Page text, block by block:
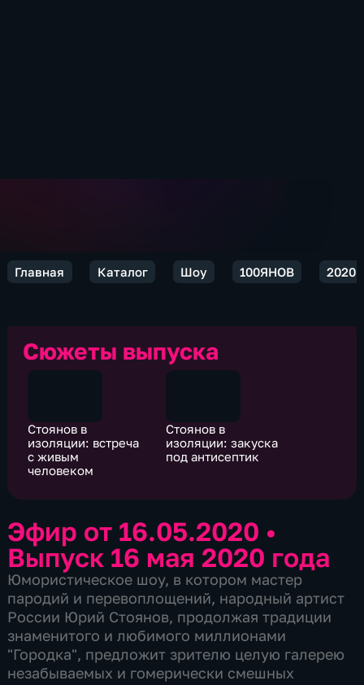
Главная Каталог Шоу 100ЯНОВ 2020
Сюжеты выпуска
Стоянов в
изоляции: встреча
с живым
человеком
Стоянов в
изоляции: закуска
под антисептик
Эфир от 16.05.2020 •
Выпуск 16 мая 2020 года
Юмористическое шоу, в котором мастер
пародий и перевоплощений, народный артист
России Юрий Стоянов, продолжая традиции
знаменитого и любимого миллионами
"Городка", предложит зрителю целую галерею
незабываемых и гомерически смешных